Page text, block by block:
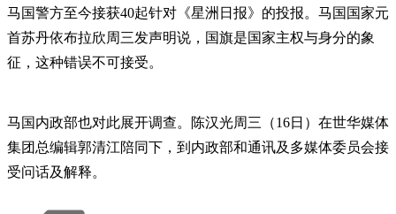
马国警方至今接获40起针对《星洲日报》的投报。马国国家元
首苏丹依布拉欣周三发声明说，国旗是国家主权与身分的象
征，这种错误不可接受。
马国内政部也对此展开调查。陈汉光周三（16日）在世华媒体
集团总编辑郭清江陪同下，到内政部和通讯及多媒体委员会接
受问话及解释。